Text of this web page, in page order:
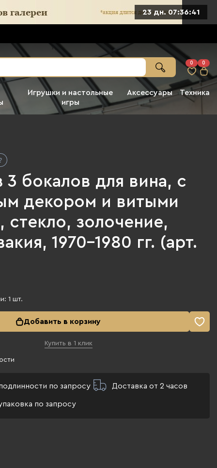
23 дн. 07:36:40
0 0
Игрушки и настольные
игры
Аксессуары Техника
3 бокалов для вина, с
декором и витыми
стекло, золочение,
1970-1980 гг. (арт.
1 шт.
Добавить в корзину
Купить в 1 клик
по запросу Доставка от 2 часов
по запросу